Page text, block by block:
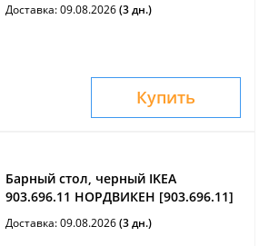
Доставка: 09.08.2026(3 дн.)
Купить
Барный стол, черный IKEA
903.696.11 НОРДВИКЕН [903.696.11]
Доставка: 09.08.2026(3 дн.)